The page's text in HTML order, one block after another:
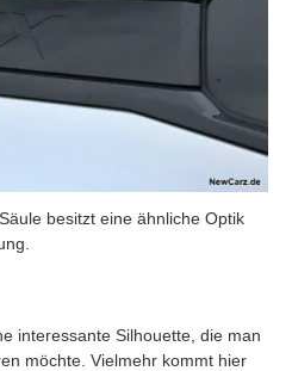
besitzt eine ähnliche Optik
interessante Silhouette, die man
möchte. Vielmehr kommt hier